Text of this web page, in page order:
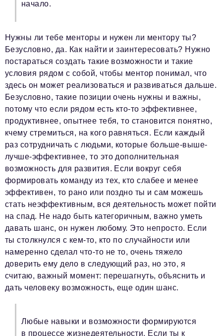
начало.
Нужны ли тебе менторы и нужен ли ментору ты?
Безусловно, да. Как найти и заинтересовать? Нужно
постараться создать такие возможности и такие
условия рядом с собой, чтобы ментор понимал, что
здесь он может реализоваться и развиваться дальше.
Безусловно, такие позиции очень нужны и важны,
потому что если рядом есть кто-то эффективнее,
продуктивнее, опытнее тебя, то становится понятно,
кчему стремиться, на кого равняться. Если каждый
раз сотрудничать с людьми, которые больше-выше-
лучше-эффективнее, то это дополнительная
возможность для развития. Если вокруг себя
формировать команду из тех, кто слабее и менее
эффективен, то рано или поздно ты и сам можешь
стать неэффективным, вся деятельность может пойти
на спад. Не надо быть категоричным, важно уметь
давать шанс, он нужен любому. Это непросто. Если
ты столкнулся с кем-то, кто по случайности или
намеренно сделал что-то не то, очень тяжело
доверить ему дело в следующий раз, но это, я
считаю, важный момент: перешагнуть, объяснить и
дать человеку возможность, еще один шанс.
Любые навыки и возможности формируются
в процессе жизнедеятельности. Если ты к